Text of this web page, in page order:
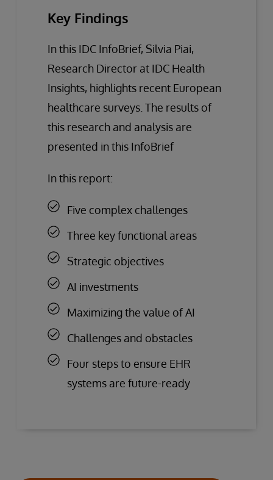
Key Findings
In this IDC InfoBrief, Silvia Piai,
Research Director at IDC Health
Insights, highlights recent European
healthcare surveys. The results of
this research and analysis are
presented in this InfoBrief
In this report:
Five complex challenges
Three key functional areas
Strategic objectives
AI investments
Maximizing the value of AI
Challenges and obstacles
Four steps to ensure EHR
systems are future-ready